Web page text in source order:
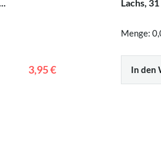
3,95 €
Lachs, 31
Menge:
In den